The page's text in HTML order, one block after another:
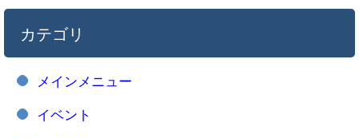
カテゴリ
メインメニュー
イベント